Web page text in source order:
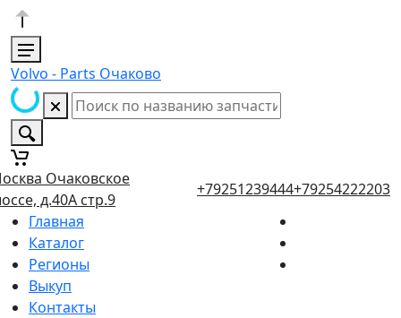
Volvo - Parts Очаково
Очаковское
д.40А стр.9
+79251239444+79254222203
Главная
Каталог
Регионы
Выкуп
Контакты